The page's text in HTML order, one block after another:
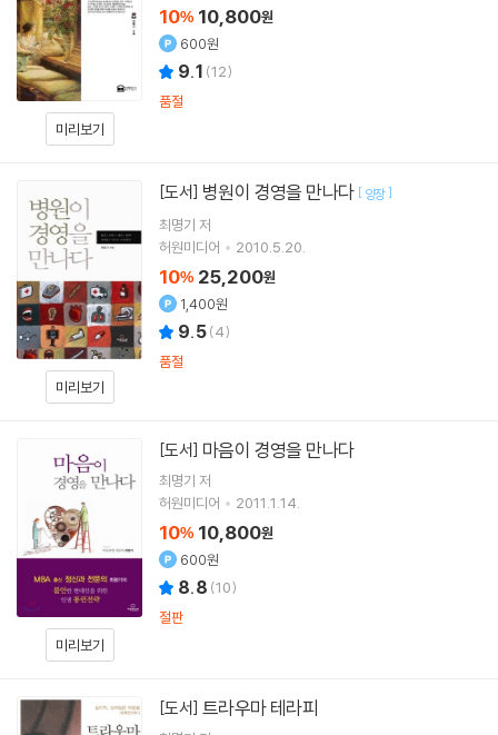
미리보기
10% 10,800원
600원
9.1 (12)
품절
미리보기
[도서] 병원이 경영을 만나다 [ 양장]
최명기 저
허원미디어
2010.5.20.
10% 25,200원
1,400원
9.5(4)
품절
미리보기
[도서] 마음이 경영을 만나다
최명기 저
허원미디어
2011.1.14.
10% 10,800원
600원
8.8 (10)
절판
[도서] 트라우마 테라피